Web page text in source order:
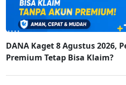
DANA Kaget 8 Agustus 2026,
Premium Tetap Bisa Klaim?